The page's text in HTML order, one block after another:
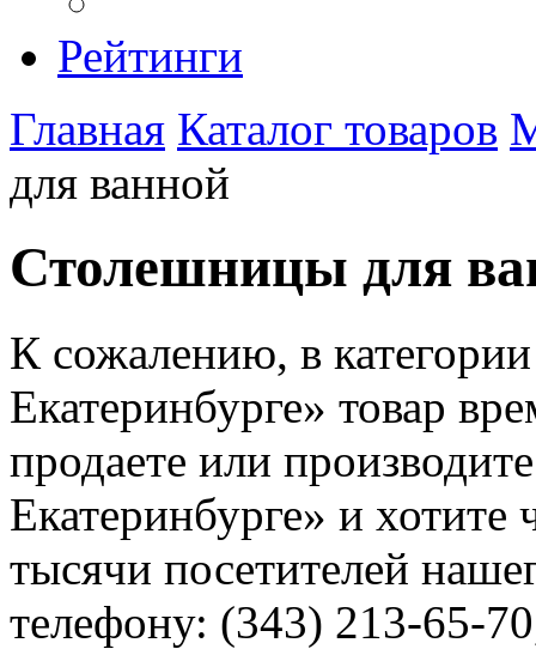
Рейтинги
Главная Каталог товаров
для ванной
Столешницы для
К сожалению, в
Екатеринбурге» товар
продаете или
Екатеринбурге» и
тысячи посетителей
телефону: (343) 213-65-